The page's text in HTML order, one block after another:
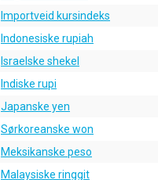
Importveid kursindeks
Indonesiske rupiah
Israelske shekel
Indiske rupi
Japanske yen
Sørkoreanske won
Meksikanske peso
Malaysiske ringgit